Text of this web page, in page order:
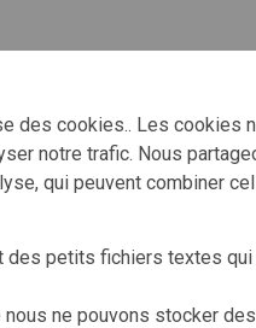
des cookies.. Les cookies
notre trafic. Nous
qui peuvent combiner
des petits fichiers textes
ne pouvons stocker